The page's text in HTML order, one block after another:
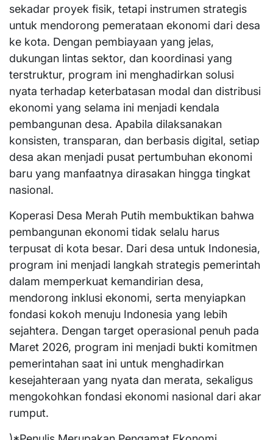
sekadar proyek fisik, tetapi instrumen strategis
untuk mendorong pemerataan ekonomi dari desa
ke kota. Dengan pembiayaan yang jelas,
dukungan lintas sektor, dan koordinasi yang
terstruktur, program ini menghadirkan solusi
nyata terhadap keterbatasan modal dan distribusi
ekonomi yang selama ini menjadi kendala
pembangunan desa. Apabila dilaksanakan
konsisten, transparan, dan berbasis digital, setiap
desa akan menjadi pusat pertumbuhan ekonomi
baru yang manfaatnya dirasakan hingga tingkat
nasional.
Koperasi Desa Merah Putih membuktikan bahwa
pembangunan ekonomi tidak selalu harus
terpusat di kota besar. Dari desa untuk Indonesia,
program ini menjadi langkah strategis pemerintah
dalam memperkuat kemandirian desa,
mendorong inklusi ekonomi, serta menyiapkan
fondasi kokoh menuju Indonesia yang lebih
sejahtera. Dengan target operasional penuh pada
Maret 2026, program ini menjadi bukti komitmen
pemerintahan saat ini untuk menghadirkan
kesejahteraan yang nyata dan merata, sekaligus
mengokohkan fondasi ekonomi nasional dari akar
rumput.